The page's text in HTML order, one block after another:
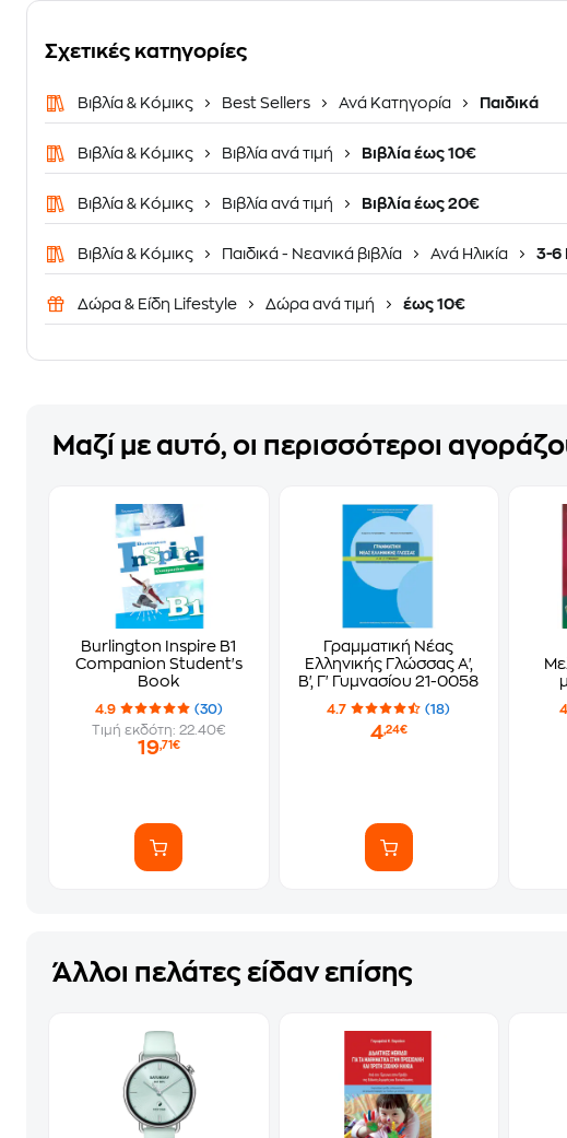
Σχετικές κατηγορίες
Βιβλία & Κόμικς Best Sellers Ανά Κατηγορία Παιδικά
Βιβλία & Κόμικς Βιβλία ανά τιμή Βιβλία έως 10€
Βιβλία & Κόμικς Βιβλία ανά τιμή Βιβλία έως 20€
Βιβλία & Κόμικς Παιδικά - Νεανικά βιβλία Ανά Ηλικία 3-6
Δώρα & Είδη Lifestyle Δώρα ανά τιμή έως 10€
Μαζί με αυτό, οι περισσότεροι
Burlington Inspire B1
Companion Student's
Book
4.9
(30)
Τιμή εκδότη: 22.40€
19,71€
Γραμματική Νέας
Ελληνικής Γλώσσας Α',
Β', Γ' Γυμνασίου 21-0058
4.7 (18)
4,24€
Άλλοι πελάτες είδαν επίσης